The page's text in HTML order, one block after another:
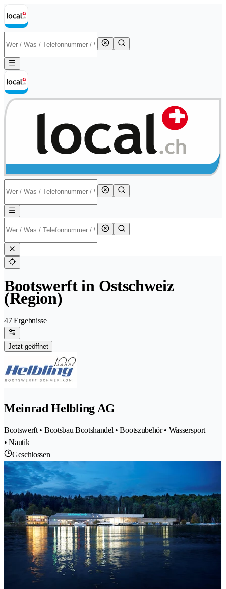
Bootswerft in Ostschweiz
(Region)
47 Ergebnisse
Jetzt geöffnet
Meinrad Helbling AG
Bootswerft • Bootsbau Bootshandel • Bootszubehör • Wassersport
• Nautik
Geschlossen